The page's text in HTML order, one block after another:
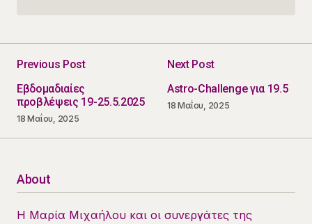
Previous Post
Εβδομαδιαίες
προβλέψεις 19-25.5.2025
18 Μαΐου, 2025
Next Post
Astro-Challenge για 19.5
18 Μαΐου, 2025
About
Η Μαρία Μιχαήλου και οι συνεργάτες της